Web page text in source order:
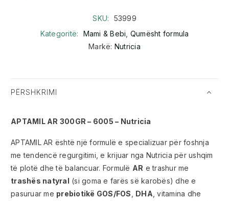
SKU:
53999
Kategoritë:
Mami & Bebi Qumësht formula
Markë: Nutricia
PËRSHKRIMI
APTAMIL AR 300GR – 6005 – Nutricia
APTAMIL AR është një formulë e specializuar për foshnja
me tendencë regurgitimi, e krijuar nga Nutricia për ushqim
të plotë dhe të balancuar. Formulë AR e trashur me
trashës natyral (si goma e farës së karobës) dhe e
pasuruar me prebiotikë GOS/FOS DHA , vitamina dhe